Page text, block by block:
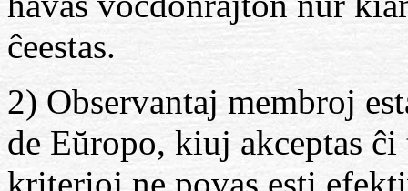
ĉeestas.
2) Observantaj membroj
de Eŭropo, kiuj akceptas